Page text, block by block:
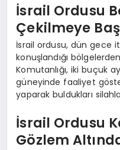
İsrail Ordusu
Çekilmeye
İsrail ordusu, dün gece
konuşlandığı
Komutanlığı, iki buçuk
güneyinde faaliyet
yaparak buldukları
İsrail Ordusu
Gözlem